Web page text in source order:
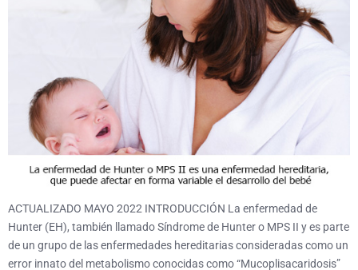
ACTUALIZADO MAYO 2022 INTRODUCCIÓN La enfermedad de
Hunter (EH), también llamado Síndrome de Hunter o MPS II y es parte
de un grupo de las enfermedades hereditarias consideradas como un
error innato del metabolismo conocidas como “Mucoplisacaridosis”